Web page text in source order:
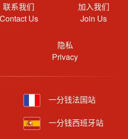
联系我们
Contact Us
加入我们
Join Us
隐私
Privacy
一分钱法国站
一分钱西班牙站